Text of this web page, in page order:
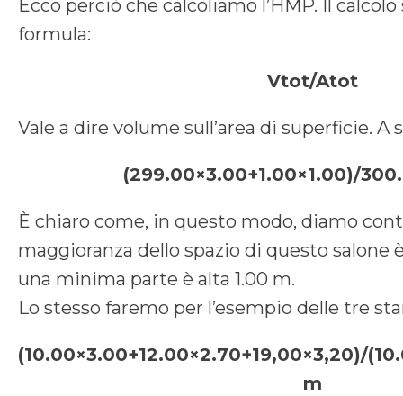
Ecco perciò che calcoliamo l’HMP. Il
formula:
Vtot/Atot
Vale a dire volume sull’area di superficie. A
(299.00×3.00+1.00×1.00)/
È chiaro come, in questo modo, diamo
maggioranza dello spazio di questo salone
una minima parte è alta 1.00 m.
Lo stesso faremo per l’esempio delle tre
(10.00×3.00+12.00×2.70+19,00×3,20)/
m